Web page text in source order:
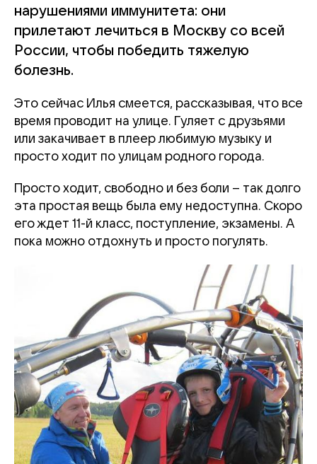
нарушениями иммунитета: они
прилетают лечиться в Москву со всей
России, чтобы победить тяжелую
болезнь.
Это сейчас Илья смеется, рассказывая, что все
время проводит на улице. Гуляет с друзьями
или закачивает в плеер любимую музыку и
просто ходит по улицам родного города.
Просто ходит, свободно и без боли – так долго
эта простая вещь была ему недоступна. Скоро
его ждет 11-й класс, поступление, экзамены. А
пока можно отдохнуть и просто погулять.